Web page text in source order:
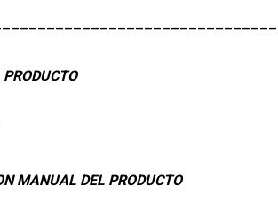
MANUAL DEL PRODUCTO